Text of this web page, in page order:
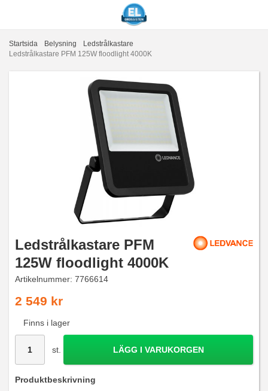
Startsida Belysning
Ledstrålkastare
Ledstrålkastare PFM 125W floodlight 4000K
Ledstrålkastare PFM
125W floodlight 4000K
Artikelnummer: 7766614
2 549 kr
Finns i lager
st. LÄGG I VARUKORGEN
Produktbeskrivning